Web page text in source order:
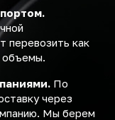
перевозить как
объемы.
По
через
Мы берем